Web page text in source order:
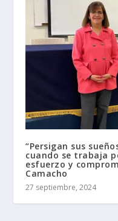
“Persigan sus
cuando se trabaja
esfuerzo y
Camacho
27 septiembre, 2024